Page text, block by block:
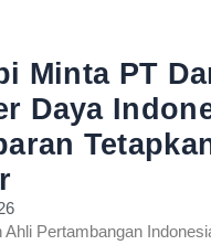
Minta PT
Daya
Ahli Pertambangan